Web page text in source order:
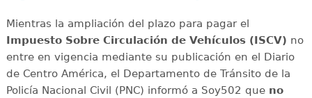
Mientras la ampliación del plazo para pagar el
Impuesto Sobre Circulación de Vehículos (ISCV) no
entre en vigencia mediante su publicación en el Diario
de Centro América, el Departamento de Tránsito de la
Policía Nacional Civil (PNC) informó a Soy502 que no